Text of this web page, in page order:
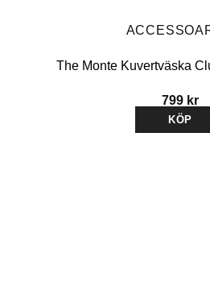
The Monte Kuvertväska
799 kr
KÖP